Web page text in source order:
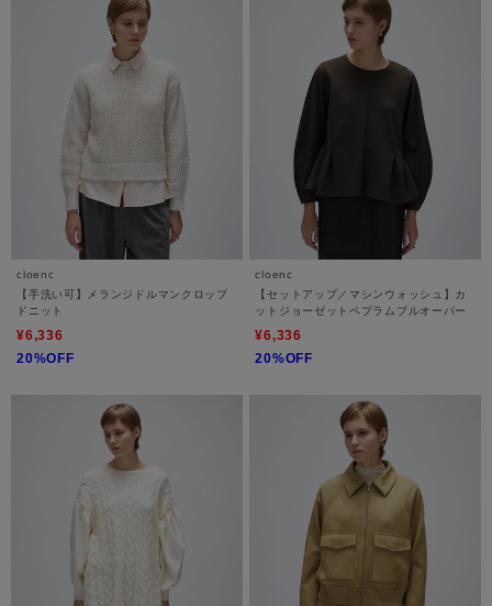
cloenc
【手洗い可】メランジドルマンクロップ
ドニット
¥6,336
20%OFF
cloenc
【セットアップ／マシンウォッシュ】カ
ットジョーゼットペプラムプルオーバー
¥6,336
20%OFF